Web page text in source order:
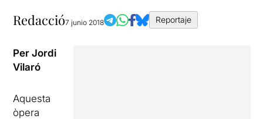
Redacció7 junio 2018 Reportaje
Per Jordi
Vilaró
Aquesta
òpera